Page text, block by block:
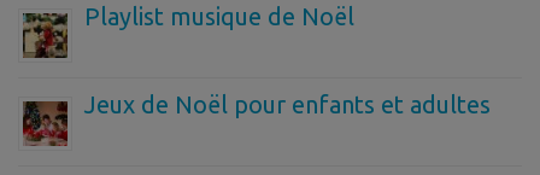
Playlist musique de Noël
Jeux de Noël pour enfants et adultes